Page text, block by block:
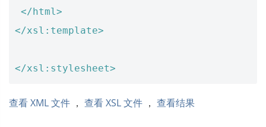
</html>
</xsl:template>
</xsl:stylesheet>
查看 XML 文件 ， 查看 XSL 文件 ， 查看结果